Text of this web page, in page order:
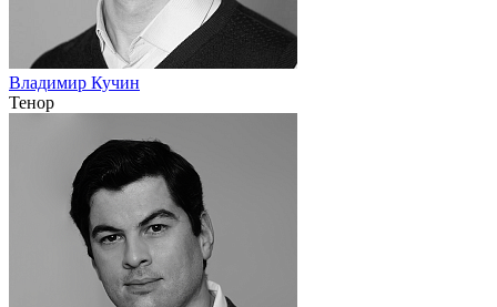
Владимир Кучин
Тенор